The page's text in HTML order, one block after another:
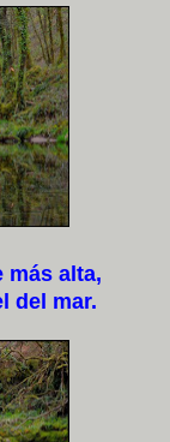
alta,
del mar.